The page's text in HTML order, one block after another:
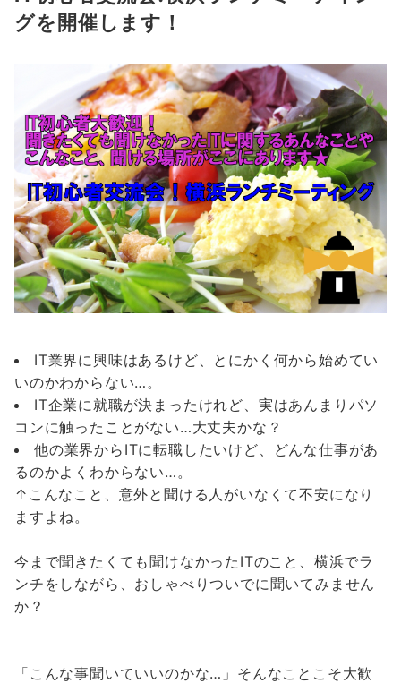
グを開催します！
IT業界に興味はあるけど、とにかく何から始めてい
いのかわからない…。
IT企業に就職が決まったけれど、実はあんまりパソ
コンに触ったことがない…大丈夫かな？
他の業界からITに転職したいけど、どんな仕事があ
るのかよくわからない…。
↑こんなこと、意外と聞ける人がいなくて不安になり
ますよね。
今まで聞きたくても聞けなかったITのこと、横浜でラ
ンチをしながら、おしゃべりついでに聞いてみません
か？
「こんな事聞いていいのかな…」そんなことこそ大歓